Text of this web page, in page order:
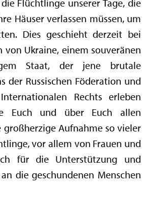
Flüchtlinge unserer Tage, die
Häuser verlassen müssen, um
Dies geschieht derzeit bei
von Ukraine, einem souveränen
Staat, der jene brutale
der Russischen Föderation und
Rechts erleben
Euch und über Euch allen
großherzige Aufnahme so vieler
vor allem von Frauen und
für die Unterstützung und
die geschundenen Menschen